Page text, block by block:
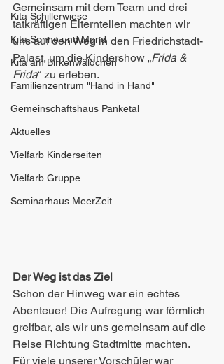
Kita Schillerwiese
Kita Sonne und Mond
Kita am Birkenwäldchen
Familienzentrum "Hand in Hand"
Gemeinschaftshaus Panketal
Aktuelles
Vielfarb Kinderseiten
Vielfarb Gruppe
Seminarhaus MeerZeit
Gemeinsam mit dem Team und drei
tatkräftigen Elternteilen machten wir
uns auf den Weg in den Friedrichstadt-
Palast, um die Kindershow „Frida &
Frida“ zu erleben.
Der Weg ist das Ziel
Schon der Hinweg war ein echtes
Abenteuer! Die Aufregung war förmlich
greifbar, als wir uns gemeinsam auf die
Reise Richtung Stadtmitte machten.
Für viele unserer Vorschüler war